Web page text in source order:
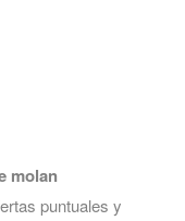
molan
puntuales y